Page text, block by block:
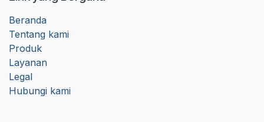
Beranda
Tentang kami
Produk
Layanan
Legal
Hubungi kami